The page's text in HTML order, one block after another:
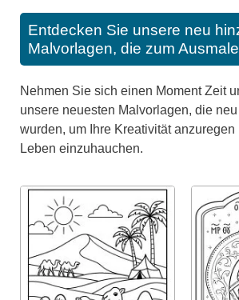
Entdecken Sie unsere neu
Malvorlagen, die zum
Nehmen Sie sich einen Moment Zeit
unsere neuesten Malvorlagen, die
wurden, um Ihre Kreativität
Leben einzuhauchen.